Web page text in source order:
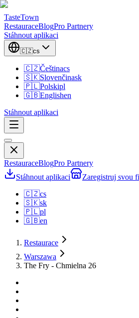
TasteTown
RestauraceBlogPro Partnery
Stáhnout aplikaci
🇨🇿cs
🇨🇿Češtinacs
🇸🇰Slovenčinask
🇵🇱Polskipl
🇬🇧Englishen
Stáhnout aplikaci
RestauraceBlogPro Partnery
Stáhnout aplikaci
Zaregistruj svou
🇨🇿cs
🇸🇰sk
🇵🇱pl
🇬🇧en
Restaurace
Warszawa
The Fry - Chmielna 26